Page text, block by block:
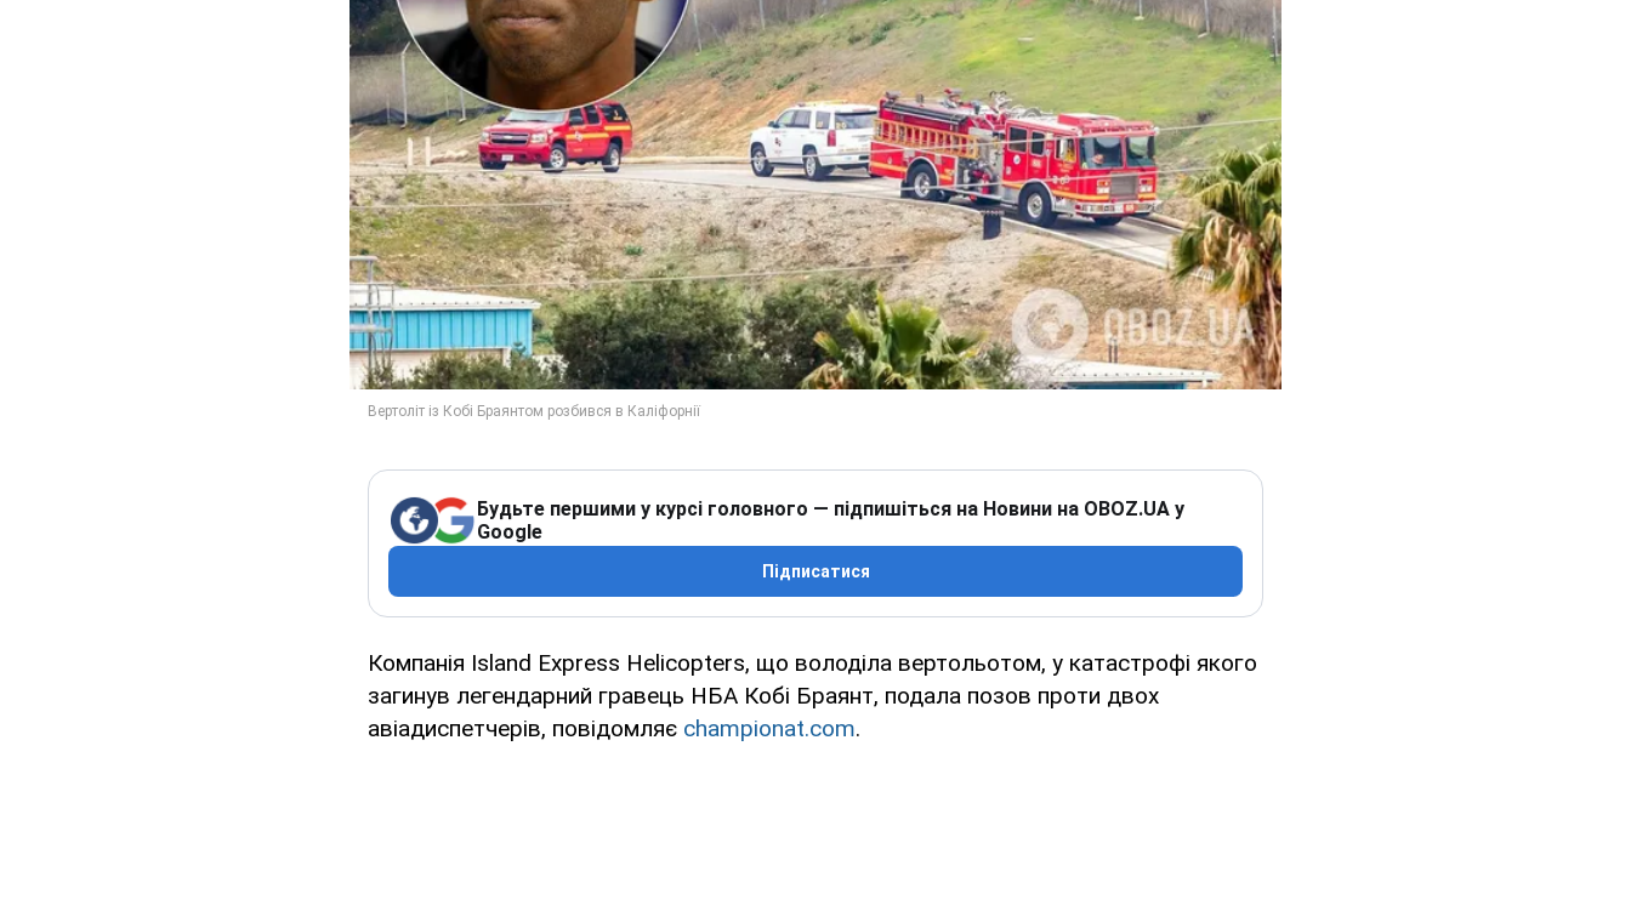
Будьте першими у курсі головного — підпишіться на Новини на OBOZ.UA у
Google
Підписатися
Компанія Island Express Helicopters, що володіла вертольотом, у катастрофі якого
загинув легендарний гравець НБА Кобі Браянт, подала позов проти двох
авіадиспетчерів, повідомляє championat.com.